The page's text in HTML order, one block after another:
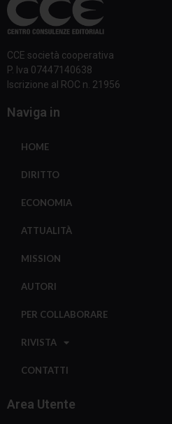
CCE società cooperativa
P. Iva 07447140638
Iscrizione al ROC n. 21956
Naviga in
HOME
DIRITTO
ECONOMIA
ATTUALITÀ
MISSION
AUTORI
PER COLLABORARE
RIVISTA
CONTATTI
Area Utente